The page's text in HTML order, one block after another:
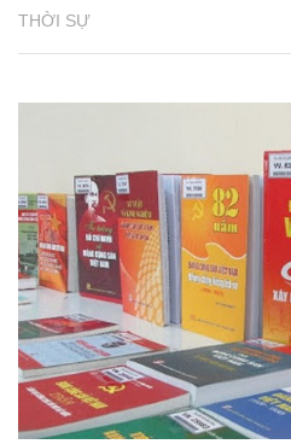
THỜI SỰ